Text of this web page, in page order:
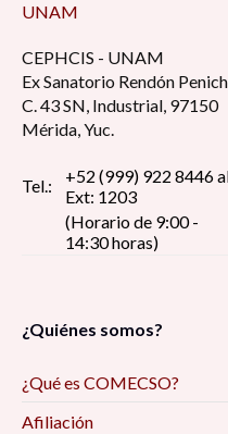
UNAM
CEPHCIS - UNAM
Ex Sanatorio Rendón
C. 43 SN, Industrial, 97150
Mérida, Yuc.
Tel.:
+52 (999) 922 8446
Ext: 1203
(Horario de 9:00 -
14:30 horas)
¿Quiénes somos?
¿Qué es COMECSO?
Afiliación